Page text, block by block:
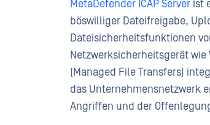
MetaDefender ICAP Server ist
böswilliger Dateifreigabe,
Dateisicherheitsfunktionen
Netzwerksicherheitsgerät wie
(Managed File Transfers)
das Unternehmensnetzwerk
Angriffen und der